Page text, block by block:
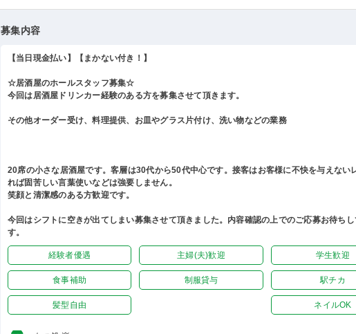
募集内容
【当日現金払い】【まかない付き！】
☆居酒屋のホールスタッフ募集☆
今回は居酒屋ドリンカー経験のある方を募集させて頂きます。
その他オーダー受け、料理提供、お皿やグラス片付け、洗い物などの業務
20席の小さな居酒屋です。客層は30代から50代中心です。接客はお客様に不快を与えない
れば固苦しい言葉使いなどは強要しません。
笑顔と清潔感のある方歓迎です。
今回はシフトに空きが出てしまい募集させて頂きました。内容確認の上でのご応募お待ち
す。
経験者優遇 主婦(夫)歓迎 学生歓迎
食事補助 制服貸与 駅チカ
髪型自由 ネイルOK